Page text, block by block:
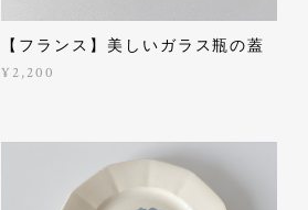
【フランス】美しいガラス瓶の蓋
¥2,200